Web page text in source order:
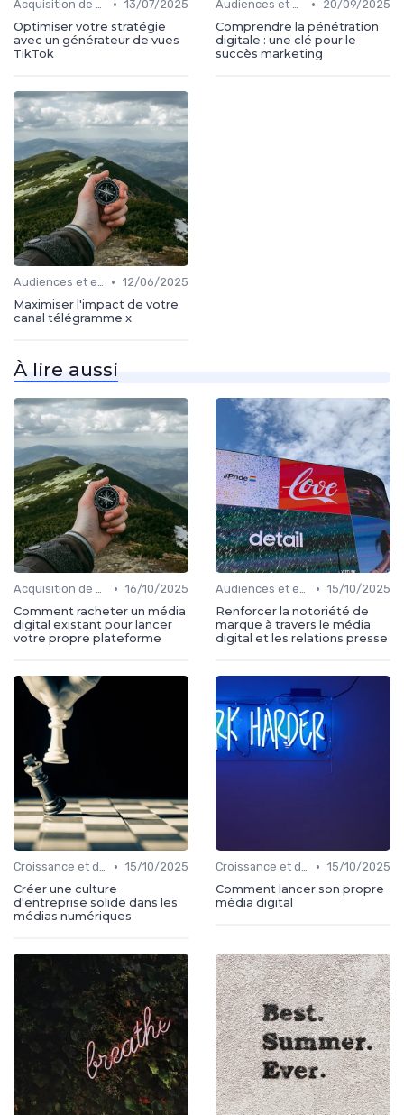
Acquisition de médias • 13/07/2025
Optimiser votre stratégie
avec un générateur de vues
TikTok
Audiences et engagement •
20/09/2025
Comprendre la pénétration
digitale : une clé pour le
succès marketing
Audiences et engagement • 12/06/2025
Maximiser l'impact de votre
canal télégramme x
À lire aussi
Acquisition de médias • 16/10/2025
Comment racheter un média
digital existant pour lancer
votre propre plateforme
Audiences et engagement • 15/10/2025
Renforcer la notoriété de
marque à travers le média
digital et les relations presse
Croissance et développement • 15/10/2025
Créer une culture
d'entreprise solide dans les
médias numériques
Croissance et développement • 15/10/2025
Comment lancer son propre
média digital